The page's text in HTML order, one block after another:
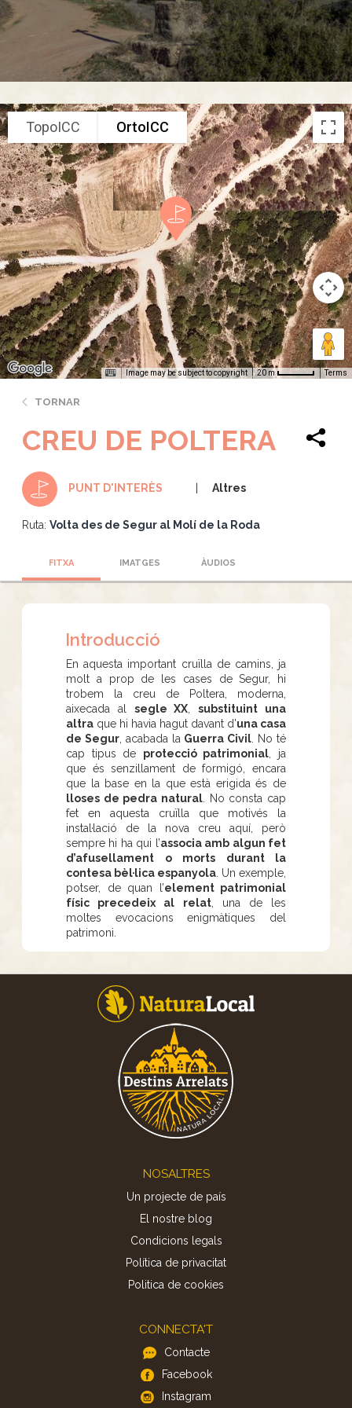
TopoICC OrtoICC
Image may be subject to copyright 20 m Terms
TORNAR
CREU DE POLTERA
PUNT D'INTERÈS Altres
Ruta: Volta des de Segur al Molí de la Roda
FITXA IMATGES ÀUDIOS
Introducció
En aquesta important cruïlla de camins, ja
molt a prop de les cases de Segur, hi
trobem la creu de Poltera, moderna,
aixecada al segle XX ,substituint una
altra que hi havia hagut davant d’una casa
de Segur, acabada la Guerra Civil . No té
cap tipus de protecció patrimonial , ja
que és senzillament de formigó, encara
que la base en la que està erigida és de
lloses de pedra natural . No consta cap
fet en aquesta cruïlla que motivés la
instal·lació de la nova creu aquí, però
sempre hi ha qui l’associa amb algun fet
d’afusellament o morts durant la
contesa bèl·lica espanyola . Un exemple,
potser, de quan l’element patrimonial
físic precedeix al relat, una de les
moltes evocacions enigmàtiques del
patrimoni.
NOSALTRES
Un projecte de país
El nostre blog
Condicions legals
Política de privacitat
Politica de cookies
CONNECTA'T
Contacte
Facebook
Instagram